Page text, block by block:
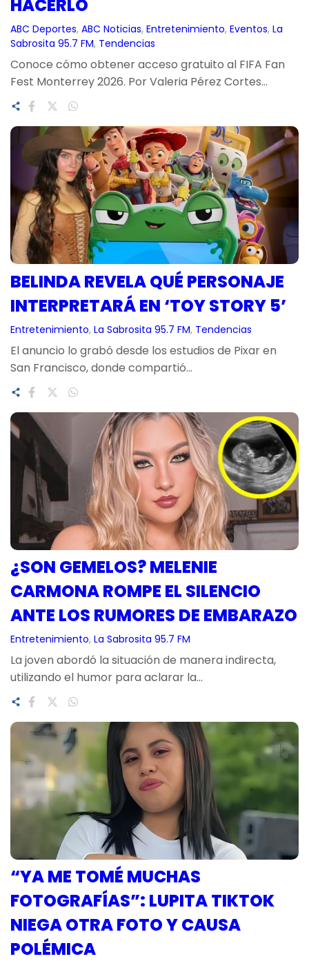
HACERLO
ABC Deportes, ABC Noticias, Entretenimiento, Eventos, La
Sabrosita 95.7 FM, Tendencias
Conoce cómo obtener acceso gratuito al FIFA Fan
Fest Monterrey 2026. Por Valeria Pérez Cortes…
BELINDA REVELA QUÉ PERSONAJE
INTERPRETARÁ EN ‘TOY STORY 5’
Entretenimiento, La Sabrosita 95.7 FM, Tendencias
El anuncio lo grabó desde los estudios de Pixar en
San Francisco, donde compartió…
¿SON GEMELOS? MELENIE
CARMONA ROMPE EL SILENCIO
ANTE LOS RUMORES DE EMBARAZO
Entretenimiento, La Sabrosita 95.7 FM
La joven abordó la situación de manera indirecta,
utilizando el humor para aclarar la…
“YA ME TOMÉ MUCHAS
FOTOGRAFÍAS”: LUPITA TIKTOK
NIEGA OTRA FOTO Y CAUSA
POLÉMICA